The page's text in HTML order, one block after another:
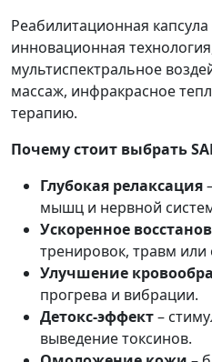
Реабилитационная капсула
инновационная
мультиспектральное
массаж, инфракрасное
терапию.
Почему стоит выбрать
Глубокая релаксация
мышц и нервной
Ускоренное
тренировок, травм или
Улучшение
прогрева и вибрации.
Детокс-эффект–
выведение токсинов.